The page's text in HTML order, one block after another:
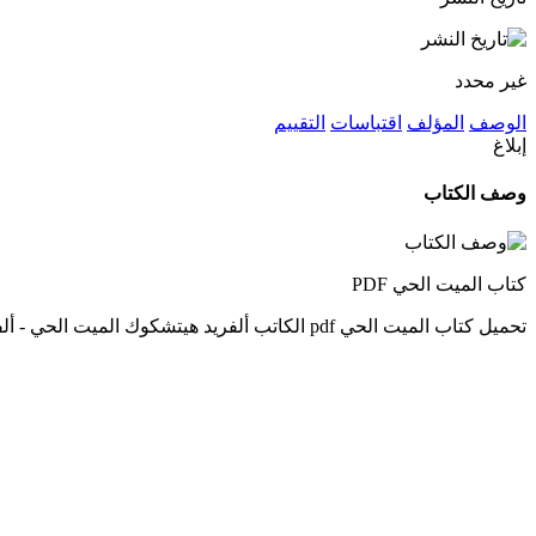
غير محدد
الوصف المؤلف اقتباسات التقييم
إبلاغ
وصف الكتاب
كتاب الميت الحي PDF
تحميل كتاب الميت الحي pdf الكاتب ألفريد هيتشكوك الميت الحي - ألفريد هيتشكوك pdf هذا الكتاب من تأليف ألفريد هيتشكوك و حقوق الكتاب محفوظة لصاحبها